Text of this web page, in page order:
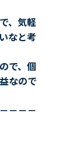
、気軽
なと考
で、個
なので
－－－